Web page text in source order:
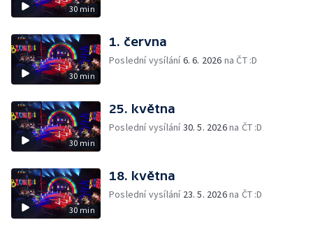
30 min
30 min
1. června
Poslední vysílání6. 6. 2026 na ČT :D
30 min
25. května
Poslední vysílání30. 5. 2026na ČT :D
30 min
18. května
Poslední vysílání 23. 5. 2026na ČT :D